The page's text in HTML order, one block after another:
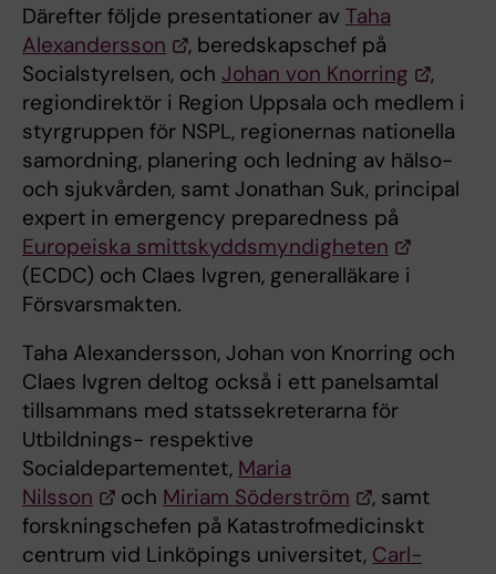
Därefter följde presentationer av Taha
Alexandersson
, beredskapschef på
Socialstyrelsen, och Johan von Knorring
,
regiondirektör i Region Uppsala och medlem i
styrgruppen för NSPL, regionernas nationella
samordning, planering och ledning av hälso-
och sjukvården, samt Jonathan Suk, principal
expert in emergency preparedness på
Europeiska smittskyddsmyndigheten
(ECDC) och Claes Ivgren, generalläkare i
Försvarsmakten.
Taha Alexandersson, Johan von Knorring och
Claes Ivgren deltog också i ett panelsamtal
tillsammans med statssekreterarna för
Utbildnings- respektive
Socialdepartementet, Maria
Nilsson
och Miriam Söderström
, samt
forskningschefen på Katastrofmedicinskt
centrum vid Linköpings universitet, Carl-